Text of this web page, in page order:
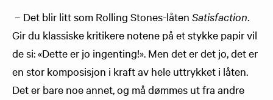
– Det blir litt som Rolling Stones-låten Satisfaction.
Gir du klassiske kritikere notene på et stykke papir vil
de si: «Dette er jo ingenting!». Men det er det jo, det er
en stor komposisjon i kraft av hele uttrykket i låten.
Det er bare noe annet, og må dømmes ut fra andre